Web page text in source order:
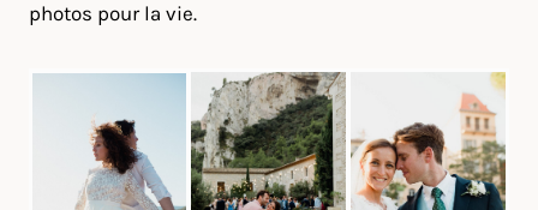
photos pour la vie.